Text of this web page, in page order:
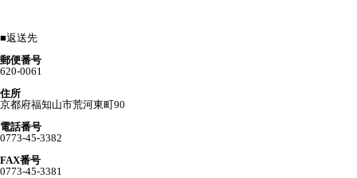
■返送先
郵便番号
620-0061
住所
京都府福知山市荒河東町90
電話番号
0773-45-3382
FAX番号
0773-45-3381